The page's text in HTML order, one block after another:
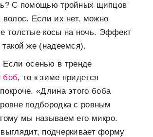
С помощью тройных щипцов
волос. Если их нет, можно
толстые косы на ночь. Эффект
такой же (надеемся).
Если осенью в тренде
боб, то к зиме придется
«Длина этого боба
подбородка с ровным
мы называем его микро.
подчеркивает форму